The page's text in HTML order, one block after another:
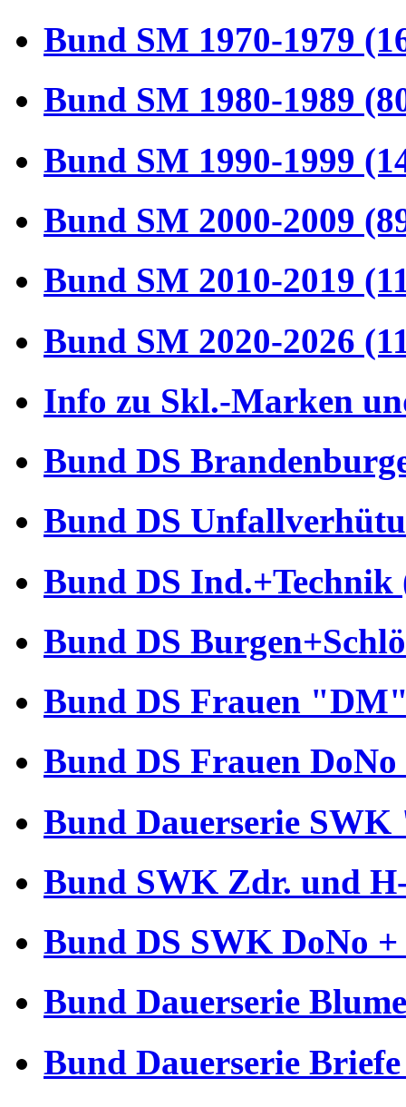
Bund SM 1970-1979
Bund SM 1980-1989
Bund SM 1990-1999
Bund SM 2000-2009
Bund SM 2010-2019
Bund SM 2020-2026
Info zu Skl.-Marken
Bund DS
Bund DS
Bund DS Ind.+Technik
Bund DS
Bund DS Frauen
Bund DS Frauen
Bund Dauerserie
Bund SWK Zdr. und
Bund DS SWK DoNo +
Bund Dauerserie
Bund Dauerserie